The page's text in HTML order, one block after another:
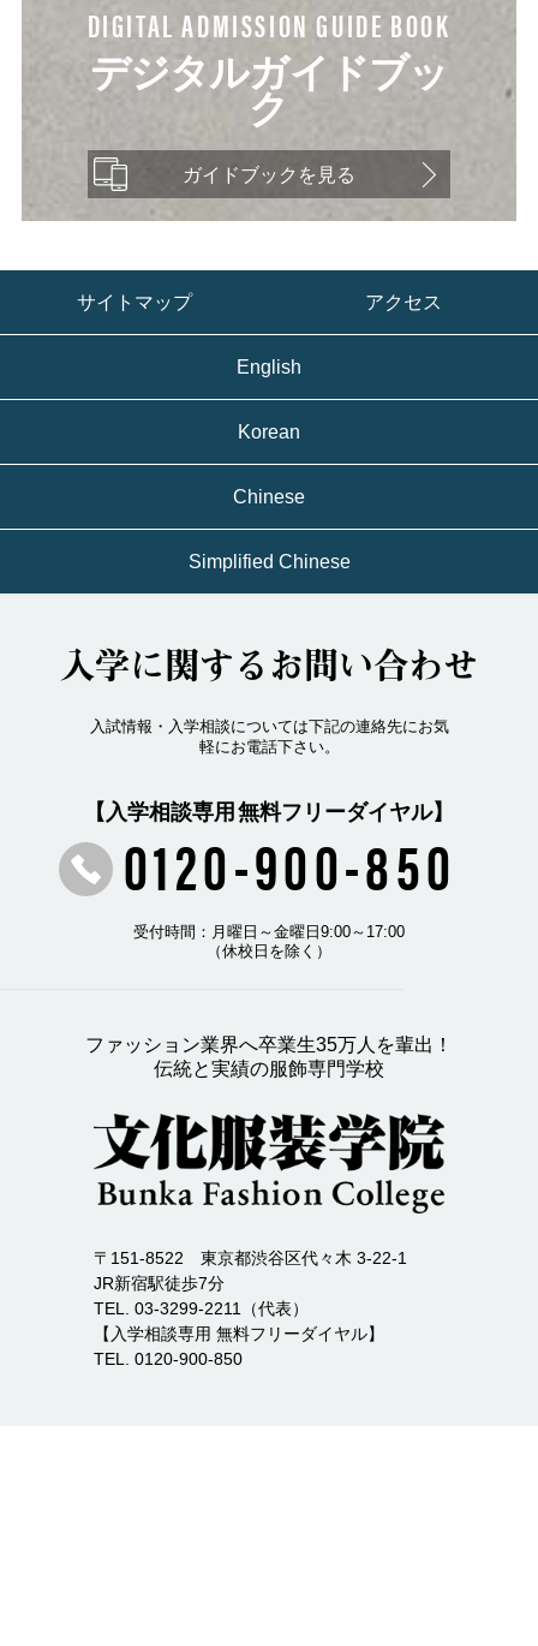
DIGITAL ADMISSION GUIDE BOOK
デジタルガイドブッ
ク
ガイドブックを見る
サイトマップ アクセス
English
Korean
Chinese
Simplified Chinese
入学に関するお問い合わせ
入試情報・入学相談については下記の連絡先にお気
軽にお電話下さい。
0120-900-850
【入学相談専用 無料フリーダイヤル】
受付時間：月曜日～金曜日9:00～17:00
（休校日を除く）
ファッション業界へ卒業生35万人を輩出！
伝統と実績の服飾専門学校
〒151-8522 東京都渋谷区代々木 3-22-1
JR新宿駅徒歩7分
TEL. 03-3299-2211（代表）
【入学相談専用 無料フリーダイヤル】
TEL. 0120-900-850